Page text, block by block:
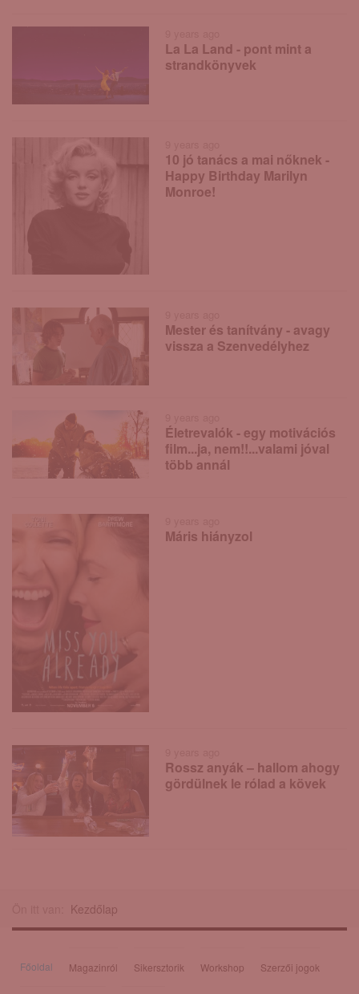
La La Land - pont mint a
strandkönyvek
10 jó tanács a mai nőknek -
Happy Birthday Marilyn
Monroe!
Mester és tanítvány - avagy
vissza a Szenvedélyhez
Életrevalók - egy motivációs
film...ja, nem!!...valami jóval
több annál
Máris hiányzol
Rossz anyák – hallom ahogy
gördülnek le rólad a kövek
Kezdőlap
Főoldal Magazinról Sikersztorik Workshop Szerzői jogok